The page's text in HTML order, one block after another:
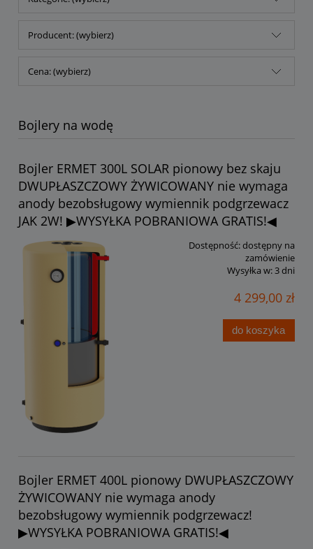
Producent: (wybierz)
Cena: (wybierz)
Bojlery na wodę
Bojler ERMET 300L SOLAR pionowy bez skaju
DWUPŁASZCZOWY ŻYWICOWANY nie wymaga
anody bezobsługowy wymiennik podgrzewacz
JAK 2W! ▶WYSYŁKA POBRANIOWA GRATIS!◀
Dostępność:dostępny na
zamówienie
Wysyłka w:3 dni
4 299,00 zł
do koszyka
Bojler ERMET 400L pionowy DWUPŁASZCZOWY
ŻYWICOWANY nie wymaga anody
bezobsługowy wymiennik podgrzewacz!
▶WYSYŁKA POBRANIOWA GRATIS!◀